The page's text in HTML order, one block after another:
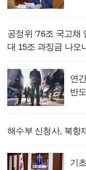
공정위 ‘76조 국고채
대 15조 과징금 나오
연
반
해수부 신청사, 북항
기